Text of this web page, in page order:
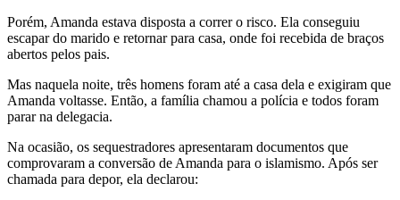
Porém, Amanda estava disposta a correr o risco. Ela conseguiu
escapar do marido e retornar para casa, onde foi recebida de braços
abertos pelos pais.
Mas naquela noite, três homens foram até a casa dela e exigiram que
Amanda voltasse. Então, a família chamou a polícia e todos foram
parar na delegacia.
Na ocasião, os sequestradores apresentaram documentos que
comprovaram a conversão de Amanda para o islamismo. Após ser
chamada para depor, ela declarou: